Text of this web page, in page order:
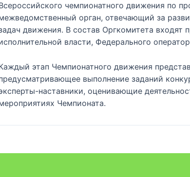
чемпионатного движения по
орган, отвечающий за
движения. В состав Оргкомитета входят
власти, Федерального
этап Чемпионатного движения
выполнение заданий
наставники, оценивающие
Чемпионата.